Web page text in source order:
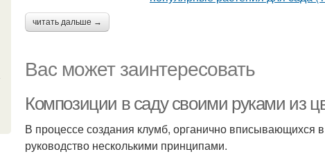
читать дальше →
Вас может заинтересовать
Композиции в саду своими руками из
В процессе создания клумб, органично
руководство несколькими принципами.